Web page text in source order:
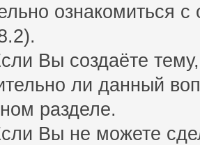
ознакомиться
Вы создаёте
ли данный
разделе.
Вы не можете